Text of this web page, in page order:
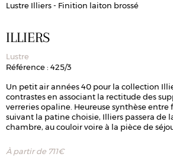
Lustre Illiers - Finition laiton brossé
ILLIERS
Lustre
Référence : 425/3
Un petit air années 40 pour la collection
contrastes en associant la rectitude des
verreries opaline. Heureuse synthèse entre
suivant la patine choisie, Illiers passera de
chambre, au couloir voire à la pièce de
À partir de 711€